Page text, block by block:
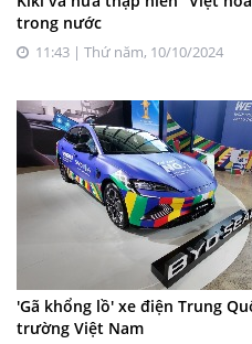
trong nước
11:43 | Thứ năm, 10/10/2024
'Gã khổng lồ' xe điện Trung
trường Việt Nam